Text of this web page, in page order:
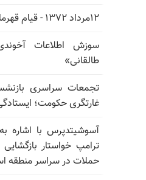
۱۲مرداد ۱۳۷۲ - قیام قهرمانانه مردم قزوین
سوزش اطلاعات
طالقانی»
تجمعات سراسری
غارتگری حکومت؛ ایستادگی در
آسوشیتدپرس با اشاره
ترامپ خواستار
حملات در سراسر منطقه